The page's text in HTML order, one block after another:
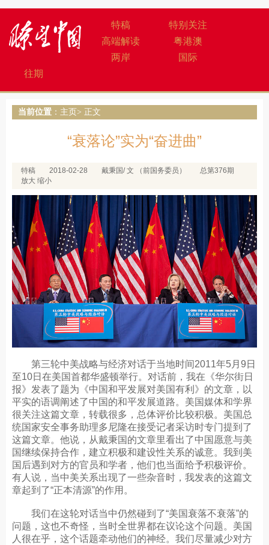
特稿
特别关注
高端解读
粤港澳
两岸
国际
往期
当前位置 ： 主页 > 正文
“衰落论”实为“奋进曲”
特稿 2018-02-28 戴秉国/ 文 （前国务委员）
总第376期
放大 缩小
第三轮中美战略与经济对话于当地时间2011年5月9日
至10日在美国首都华盛顿举行。对话前，我在《华尔街日
报》发表了题为《中国和平发展对美国有利》的文章，以
平实的语调阐述了中国的和平发展道路。美国媒体和学界
很关注这篇文章，转载很多，总体评价比较积极。美国总
统国家安全事务助理多尼隆在接受记者采访时专门提到了
这篇文章。他说，从戴秉国的文章里看出了中国愿意与美
国继续保持合作，建立积极和建设性关系的诚意。我到美
国后遇到对方的官员和学者，他们也当面给予积极评价。
有人说，当中美关系出现了一些杂音时，我发表的这篇文
章起到了“正本清源”的作用。
我们在这轮对话当中仍然碰到了“美国衰落不衰落”的
问题，这也不奇怪，当时全世界都在议论这个问题。美国
人很在乎，这个话题牵动他们的神经。我们尽量减少对方